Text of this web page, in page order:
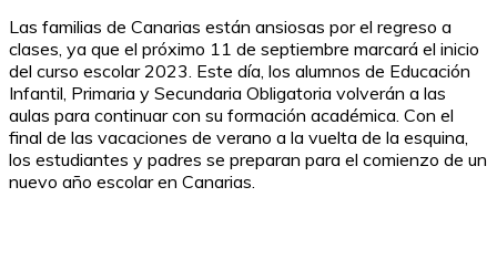
Las familias de Canarias están ansiosas por el regreso a
clases, ya que el próximo 11 de septiembre marcará el inicio
del curso escolar 2023. Este día, los alumnos de Educación
Infantil, Primaria y Secundaria Obligatoria volverán a las
aulas para continuar con su formación académica. Con el
final de las vacaciones de verano a la vuelta de la esquina,
los estudiantes y padres se preparan para el comienzo de un
nuevo año escolar en Canarias.